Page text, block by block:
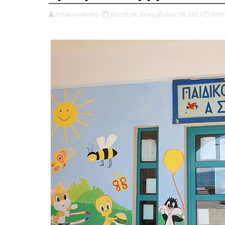
Astakos-News Δευτέρα, Δεκεμβρίου 06, 2021